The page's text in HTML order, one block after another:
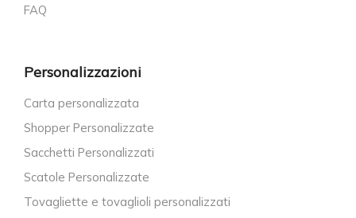
FAQ
Personalizzazioni
Carta personalizzata
Shopper Personalizzate
Sacchetti Personalizzati
Scatole Personalizzate
Tovagliette e tovaglioli personalizzati